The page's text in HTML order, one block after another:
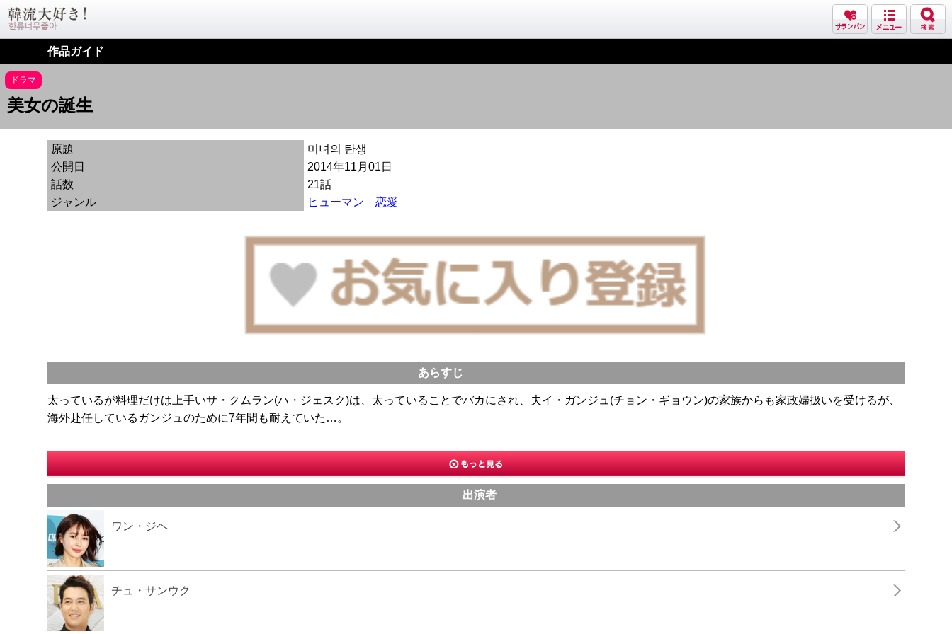
作品ガイド
ドラマ
美女の誕生
原題
미녀의 탄생
公開日
2014年11月01日
話数
21話
ジャンル
ヒューマン 恋愛
あらすじ
太っているが料理だけは上手いサ・クムラン(ハ・ジェスク)は、太っていることでバカにされ、夫イ・ガンジュ(チョン・ギョウン)の家族からも家政婦扱いを受けるが、
海外赴任しているガンジュのために7年間も耐えていた…。
出演者
ワン・ジヘ
チュ・サンウク